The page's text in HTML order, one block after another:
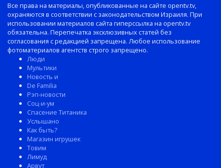
Все права на материалы, опубликованные на сайте opentv.tv,
охраняются в соответствии с законодательством Израиля. При
использовании материалов сайта гиперссылка на opentv.tv
обязательна. Перепечатка эксклюзивных статей без
согласования с редакцией запрещена. Любое использование
фотоматериалов агентств строго запрещено.
Люди
Мультики
Новость и
De Familia
Рэп-новости
Соц-и-ум
Спасение Титаника
Услышано
Как быть?
Магазин игрушек
Товим
Лимуд
Арвут